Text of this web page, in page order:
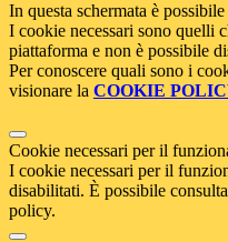
In questa schermata è
I cookie necessari sono quelli
piattaforma e non è possibile
Per conoscere quali sono i
visionare la COOKIE
Cookie necessari per il
I cookie necessari per il
disabilitati. È possibile
policy.